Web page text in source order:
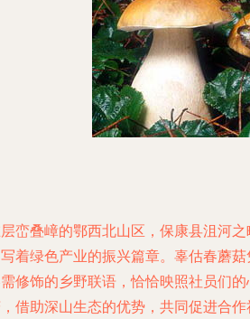
峦叠嶂的鄂西北山区，保康县沮河
着绿色产业的振兴篇章。辜估春蘑
修饰的乡野联语，恰恰映照社员们
借助深山生态的优势，共同促进合作